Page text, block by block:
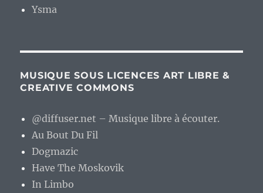
Ysma
MUSIQUE SOUS LICENCES ART LIBRE &
CREATIVE COMMONS
@diffuser.net – Musique libre à écouter.
Au Bout Du Fil
Dogmazic
Have The Moskovik
In Limbo